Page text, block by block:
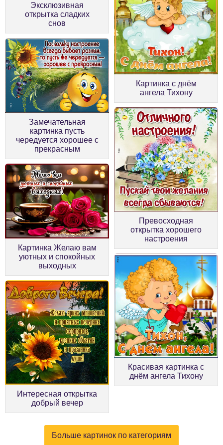
Эксклюзивная
открытка сладких
снов
Замечательная
картинка пусть
чередуется хорошее с
прекрасным
Картинка с днём
ангела Тихону
Картинка Желаю вам
уютных и спокойных
выходных
Превосходная
открытка хорошего
настроения
Интересная открытка
добрый вечер
Красивая картинка с
днём ангела Тихону
Больше картинок по категориям